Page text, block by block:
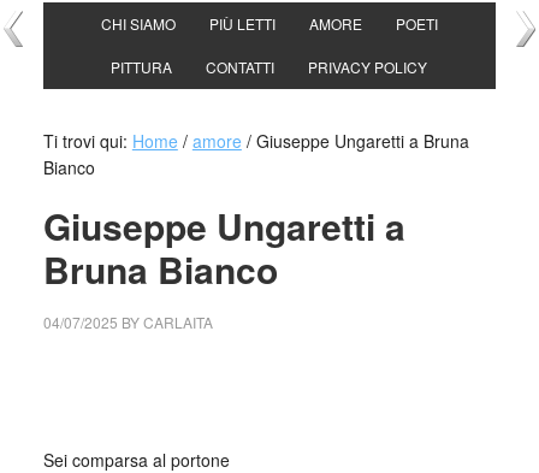
CHI SIAMO PIÙ LETTI AMORE POETI
PITTURA CONTATTI PRIVACY POLICY
Ti trovi qui: Home / amore /Giuseppe Ungaretti a Bruna
Bianco
Giuseppe Ungaretti a
Bruna Bianco
04/07/2025 BYCARLAITA
Sei comparsa al portone